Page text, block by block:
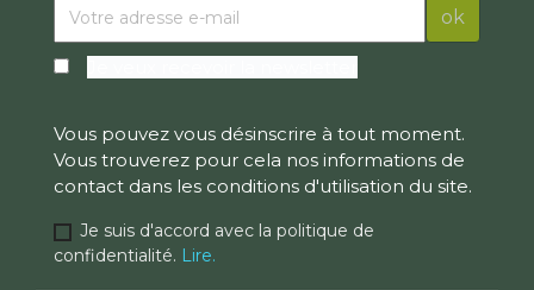
Vous pouvez vous désinscrire à tout moment.
Vous trouverez pour cela nos informations de
contact dans les conditions d'utilisation du site.
Je suis d'accord avec la politique de
confidentialité. Lire.